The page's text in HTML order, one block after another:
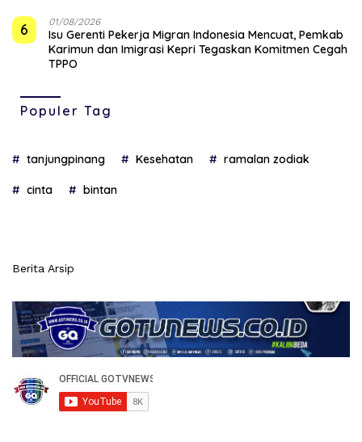
6 01/08/2026
Isu Gerenti Pekerja Migran Indonesia Mencuat, Pemkab
Karimun dan Imigrasi Kepri Tegaskan Komitmen Cegah
TPPO
Populer Tag
tanjungpinang Kesehatan ramalan zodiak
cinta bintan
Berita Arsip